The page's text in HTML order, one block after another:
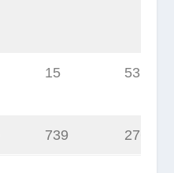
15 53
739 2767